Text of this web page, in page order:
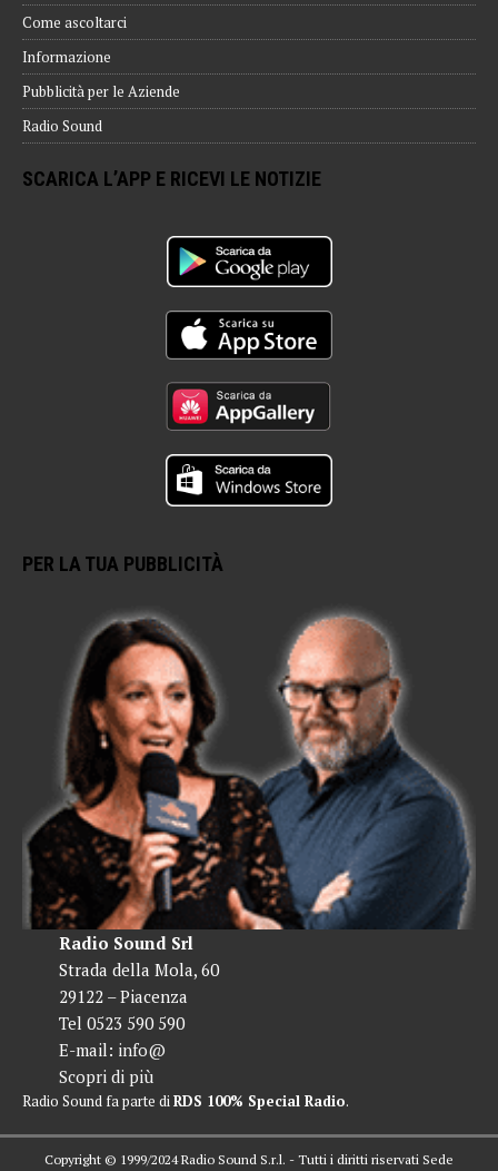
Come ascoltarci
Informazione
Pubblicità per le Aziende
Radio Sound
SCARICA L’APP E RICEVI LE NOTIZIE
PER LA TUA PUBBLICITÀ
Radio Sound Srl
Strada della Mola, 60
29122 – Piacenza
Tel 0523 590 590
E-mail: info@
Scopri di più
Radio Sound fa parte diRDS 100% Special Radio.
Copyright © 1999/2024 Radio Sound S.r.l. - Tutti i diritti riservati Sede